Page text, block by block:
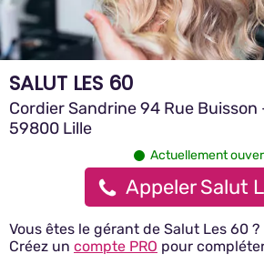
SALUT LES 60
Cordier Sandrine 94 Rue Buisson
59800 Lille
Actuellement
Appeler Salut
Vous êtes le gérant de Salut Les 60 ?
Créez un compte PRO pour